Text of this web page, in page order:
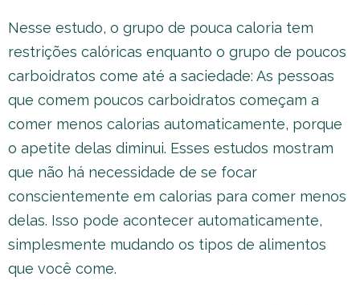
Nesse estudo, o grupo de pouca caloria tem
restrições calóricas enquanto o grupo de poucos
carboidratos come até a saciedade: As pessoas
que comem poucos carboidratos começam a
comer menos calorias automaticamente, porque
o apetite delas diminui. Esses estudos mostram
que não há necessidade de se focar
conscientemente em calorias para comer menos
delas. Isso pode acontecer automaticamente,
simplesmente mudando os tipos de alimentos
que você come.